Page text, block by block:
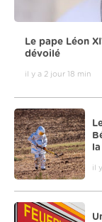
Le pape Léon
dévoilé
il y a 2 jour 18 min
il